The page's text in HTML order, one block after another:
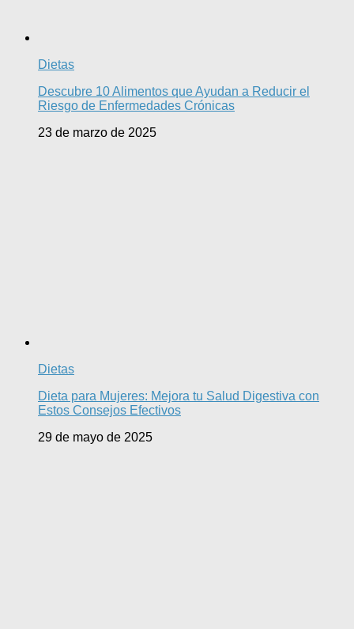
Dietas
Descubre 10 Alimentos que Ayudan a Reducir el
Riesgo de Enfermedades Crónicas
23 de marzo de 2025
Dietas
Dieta para Mujeres: Mejora tu Salud Digestiva con
Estos Consejos Efectivos
29 de mayo de 2025